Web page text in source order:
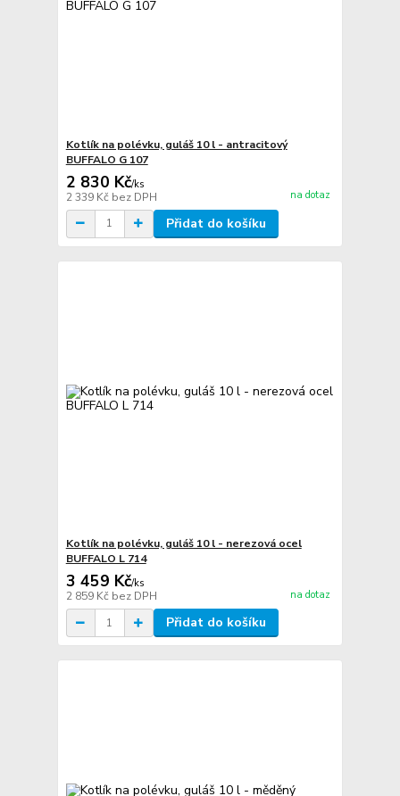
Kotlík na polévku, guláš 10 l - antracitový
BUFFALO G 107
2 830 Kč/ks
2 339 Kč bez DPH na dotaz
Přidat do košíku
Kotlík na polévku, guláš 10 l - nerezová ocel
BUFFALO L 714
3 459 Kč/ks
2 859 Kč bez DPH na dotaz
Přidat do košíku